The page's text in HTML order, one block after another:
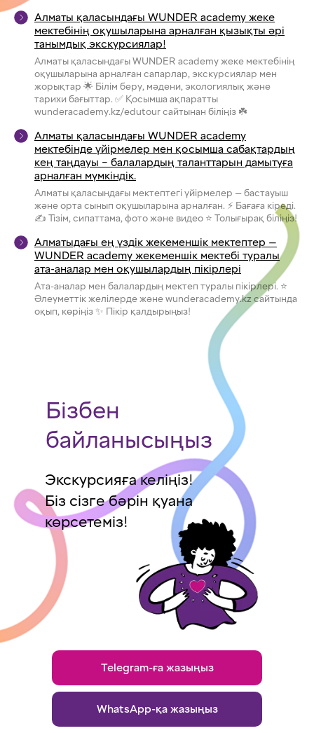
Алматы қаласындағы WUNDER academy жеке
мектебінің оқушыларына арналған қызықты әрі
танымдық экскурсиялар!
Алматы қаласындағы WUNDER academy жеке мектебінің
оқушыларына арналған сапарлар, экскурсиялар мен
жорықтар 🌟 Білім беру, мәдени, экологиялық және
тарихи бағыттар. ✅ Қосымша ақпаратты
wunderacademy.kz/edutour сайтынан біліңіз ☘️
Алматы қаласындағы WUNDER academy
мектебінде үйірмелер мен қосымша сабақтардың
кең таңдауы – балалардың таланттарын дамытуға
арналған мүмкіндік.
Алматы қаласындағы мектептегі үйірмелер — бастауыш
және орта сынып оқушыларына арналған. ⚡ Бағаға кіреді.
✍ Тізім, сипаттама, фото және видео ⭐ Толығырақ біліңіз!
Алматыдағы ең үздік жекеменшік мектептер —
WUNDER academy жекеменшік мектебі туралы
ата-аналар мен оқушылардың пікірлері
Ата-аналар мен балалардың мектеп туралы пікірлері. ⭐
Әлеуметтік желілерде және wunderacademy.kz сайтында
оқып, көріңіз ✨ Пікір қалдырыңыз!
Бізбен
байланысыңыз
Экскурсияға келіңіз!
Біз сізге бәрін қуана
көрсетеміз!
Telegram-ға жазыңыз
WhatsApp-қа жазыңыз